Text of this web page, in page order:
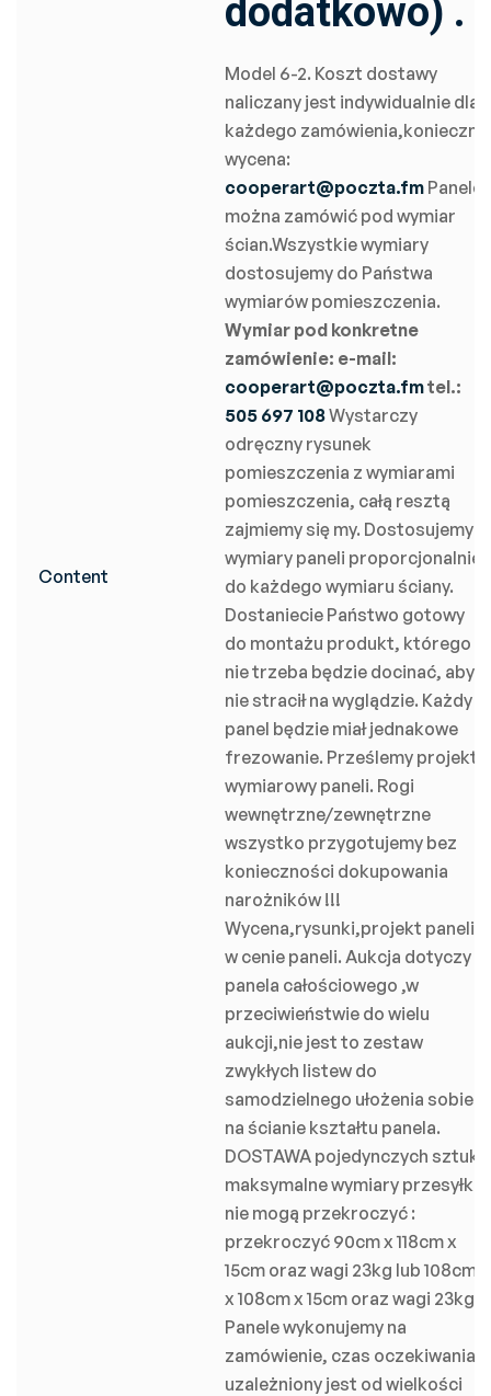
Content
dodatkowo) .
Model 6-2. Koszt dostawy
naliczany jest indywidualnie dla
każdego zamówienia,konieczna
wycena:
cooperart@poczta.fm Panele
można zamówić pod wymiar
ścian.Wszystkie wymiary
dostosujemy do Państwa
wymiarów pomieszczenia.
Wymiar pod konkretne
zamówienie: e-mail:
cooperart@poczta.fmtel.:
505 697 108Wystarczy
odręczny rysunek
pomieszczenia z wymiarami
pomieszczenia, całą resztą
zajmiemy się my. Dostosujemy
wymiary paneli proporcjonalnie
do każdego wymiaru ściany.
Dostaniecie Państwo gotowy
do montażu produkt, którego
nie trzeba będzie docinać, aby
nie stracił na wyglądzie. Każdy
panel będzie miał jednakowe
frezowanie. Prześlemy projekt
wymiarowy paneli. Rogi
wewnętrzne/zewnętrzne
wszystko przygotujemy bez
konieczności dokupowania
narożników !!!
Wycena,rysunki,projekt paneli
w cenie paneli. Aukcja dotyczy
panela całościowego ,w
przeciwieństwie do wielu
aukcji,nie jest to zestaw
zwykłych listew do
samodzielnego ułożenia sobie
na ścianie kształtu panela.
DOSTAWA pojedynczych sztuk:
maksymalne wymiary przesyłki
nie mogą przekroczyć :
przekroczyć 90cm x 118cm x
15cm oraz wagi 23kg lub 108cm
x 108cm x 15cm oraz wagi 23kg.
Panele wykonujemy na
zamówienie, czas oczekiwania
uzależniony jest od wielkości